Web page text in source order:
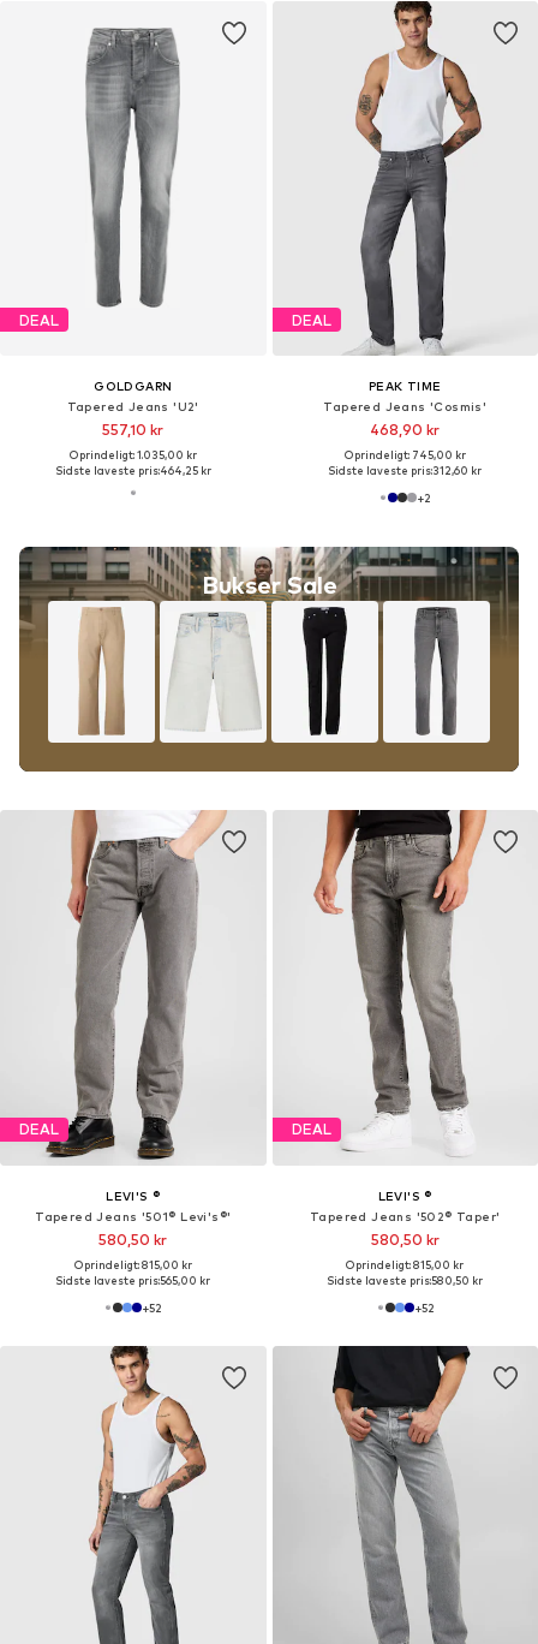
DEAL
GOLDGARN
Tapered Jeans 'U2'
557,10 kr
Oprindeligt: 1.035,00 kr
Sidste laveste pris:464,25 kr
Bukser Sale
DEAL
PEAK TIME
Tapered Jeans 'Cosmis'
468,90 kr
Oprindeligt: 745,00 kr
Sidste laveste pris:312,60 kr
+2
DEAL
LEVI'S ®
Tapered Jeans '501® Levi's®'
580,50 kr
Oprindeligt: 815,00 kr
Sidste laveste pris:565,00 kr
+52
DEAL
LEVI'S ®
Tapered Jeans '502® Taper'
580,50 kr
Oprindeligt: 815,00 kr
Sidste laveste pris:580,50 kr
+52